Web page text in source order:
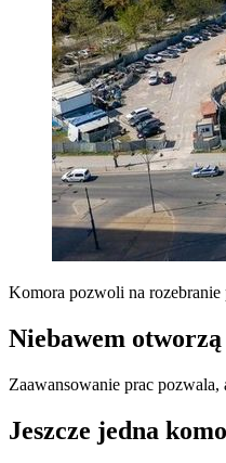
Komora pozwoli na
Niebawem
Zaawansowanie prac
Jeszcze jedna